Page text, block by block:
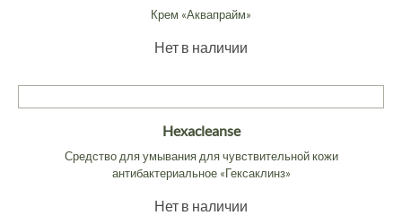
Крем «Аквапрайм»
Нет в наличии
Hexacleanse
Средство для умывания для чувствительной кожи
антибактериальное «Гексаклинз»
Нет в наличии